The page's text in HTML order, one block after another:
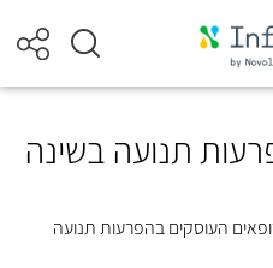
תנועה בשינה
העוסקים בהפרעות תנועה